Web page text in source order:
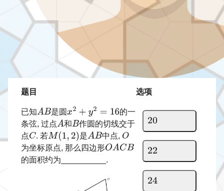
题目
已知 是圆
的一
条弦, 过点
和
作圆的切线交于
点
. 若 是
中点,
为坐标原点, 那么四边形
的面积约为__________.
选项